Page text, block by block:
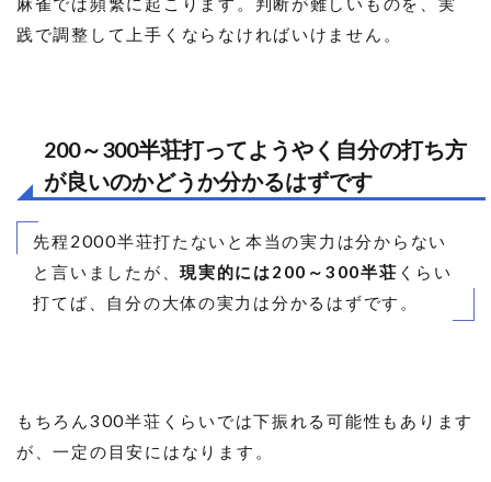
践で調整して上手くならなければいけません。
200～300半荘打ってようやく自分の打ち方
が良いのかどうか分かるはずです
先程2000半荘打たないと本当の実力は分からない
と言いましたが、現実的には200～300半荘 くらい
打てば、自分の大体の実力は分かるはずです。
もちろん300半荘くらいでは下振れる可能性もあります
が、一定の目安にはなります。